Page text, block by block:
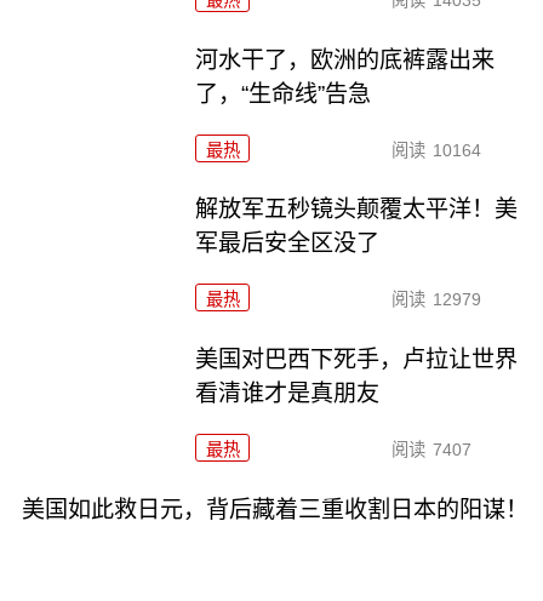
河水干了，欧洲的底裤露出来
了，“生命线”告急
最热 阅读 10164
解放军五秒镜头颠覆太平洋！美
军最后安全区没了
最热 阅读 12979
美国对巴西下死手，卢拉让世界
看清谁才是真朋友
最热 阅读 7407
美国如此救日元，背后藏着三重收割日本的阳谋！